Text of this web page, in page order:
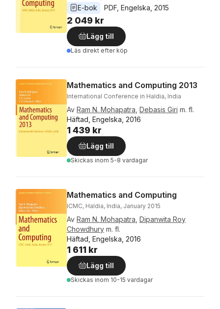
E-bok
PDF Engelska 2015
2 049 kr
Lägg till
Läs direkt efter köp
Mathematics and Computing 2013
International Conference in Haldia, India
Av Ram N. Mohapatra Debasis Giri m. fl.
Häftad, Engelska, 2016
1 439 kr
Lägg till
Skickas inom 5-8 vardagar
Mathematics and Computing
ICMC, Haldia, India, January 2015
Av Ram N. Mohapatra Dipanwita Roy
Chowdhury m. fl.
Häftad, Engelska, 2016
1 611 kr
Lägg till
Skickas inom 10-15 vardagar